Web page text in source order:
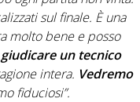
sul finale. È una
molto bene e posso
un tecnico
intera. Vedremo
fiduciosi”.